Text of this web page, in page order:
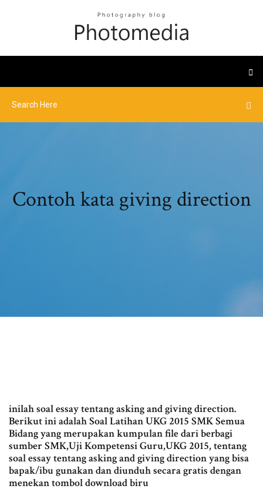
Contoh kata giving direction
inilah soal essay tentang asking and giving direction.
Berikut ini adalah Soal Latihan UKG 2015 SMK Semua
Bidang yang merupakan kumpulan file dari berbagi
sumber SMK,Uji Kompetensi Guru,UKG 2015, tentang
soal essay tentang asking and giving direction yang bisa
bapak/ibu gunakan dan diunduh secara gratis dengan
menekan tombol download biru